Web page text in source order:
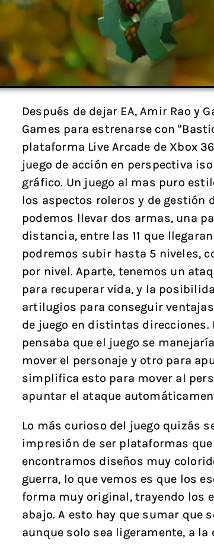
Después de dejar EA, Amir Rao y
Games para estrenarse con
plataforma Live Arcade de Xbox
juego de acción en perspectiva
gráfico. Un juego al mas puro
los aspectos roleros y de gestión
podemos llevar dos armas, una
distancia, entre las 11 que
podremos subir hasta 5 niveles,
por nivel. Aparte, tenemos un
para recuperar vida, y la
artilugios para conseguir
de juego en distintas
pensaba que el juego se
mover el personaje y otro para
simplifica esto para mover al
apuntar el ataque
Lo más curioso del juego quizás
impresión de ser plataformas
encontramos diseños muy
guerra, lo que vemos es que los
forma muy original, trayendo los
abajo. A esto hay que sumar que
aunque solo sea ligeramente, a la